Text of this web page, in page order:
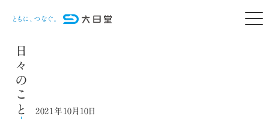
日々のこと 2021年10月10日